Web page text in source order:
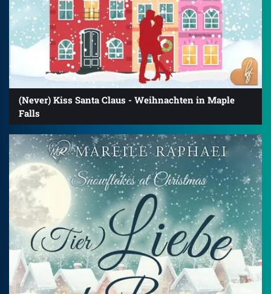
(Never) Kiss Santa Claus - Weihnachten in Maple
Falls